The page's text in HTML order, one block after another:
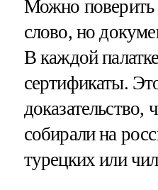
Можно поверить
слово, но
В каждой
сертификаты.
доказательство,
собирали на
турецких или